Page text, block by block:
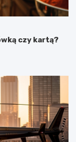
czy kartą?